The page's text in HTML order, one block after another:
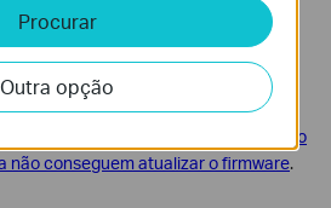
o Firmware do
falhar, consulte
o que fazer quando
não conseguem atualizar o firmware.
Procurar
Outra opção